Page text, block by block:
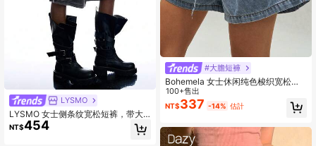
LYSMO
LYSMO 女士侧条纹宽松短裤，带大
口袋
NT$454
#大膽短褲
Bohemela 女士休闲纯色梭织宽松牛
仔短裤
100+售出
NT$337 -14% 估計